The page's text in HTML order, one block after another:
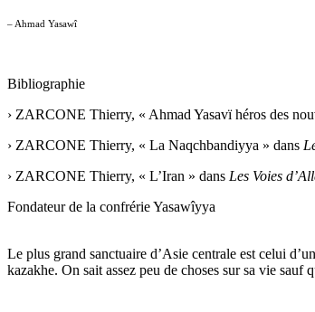
– Ahmad Yasawî
Bibliographie
› ZARCONE Thierry, « Ahmad Yasavï héros des
› ZARCONE Thierry, « La Naqchbandiyya » dans
› ZARCONE Thierry, « L’Iran » dans Les Voies
Fondateur de la confrérieYasawîyya
Le plus grand sanctuaire d’Asie centrale est celui
kazakhe. On sait assez peu de choses sur sa vie